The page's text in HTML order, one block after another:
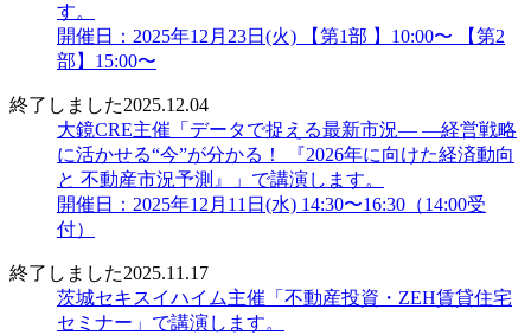
す。
開催日：2025年12月23日(火) 【第1部 】10:00〜 【第2
部】15:00〜
終了しました2025.12.04
大鏡CRE主催「データで捉える最新市況― ―経営戦略
に活かせる“今”が分かる！ 『2026年に向けた経済動向
と 不動産市況予測』」で講演します。
開催日：2025年12月11日(水) 14:30〜16:30（14:00受
付）
終了しました2025.11.17
茨城セキスイハイム主催「不動産投資・ZEH賃貸住宅
セミナー」で講演します。